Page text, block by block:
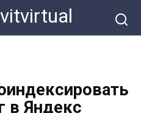
в Яндекс